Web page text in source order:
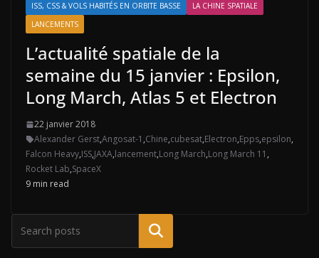
ISS, CSS & VOLS HABITÉS EN ORBITE BASSE
LA CHINE SPATIALE
LANCEMENTS
L’actualité spatiale de la
semaine du 15 janvier : Epsilon,
Long March, Atlas 5 et Electron
22 janvier 2018
Alexander Gerst,Angosat-1 ,Chine,cubesat,Electron,Epps,epsilon,
Falcon Heavy,ISS,JAXA,lancement,Long March,Long March 11 ,
Rocket Lab,SpaceX
9 min read